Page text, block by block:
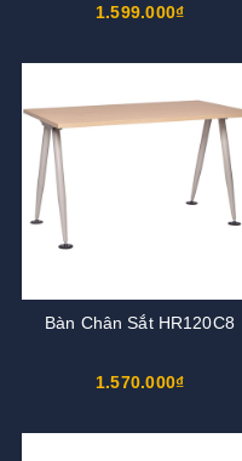
1.599.000₫
Bàn Chân Sắt HR120C8
1.570.000₫